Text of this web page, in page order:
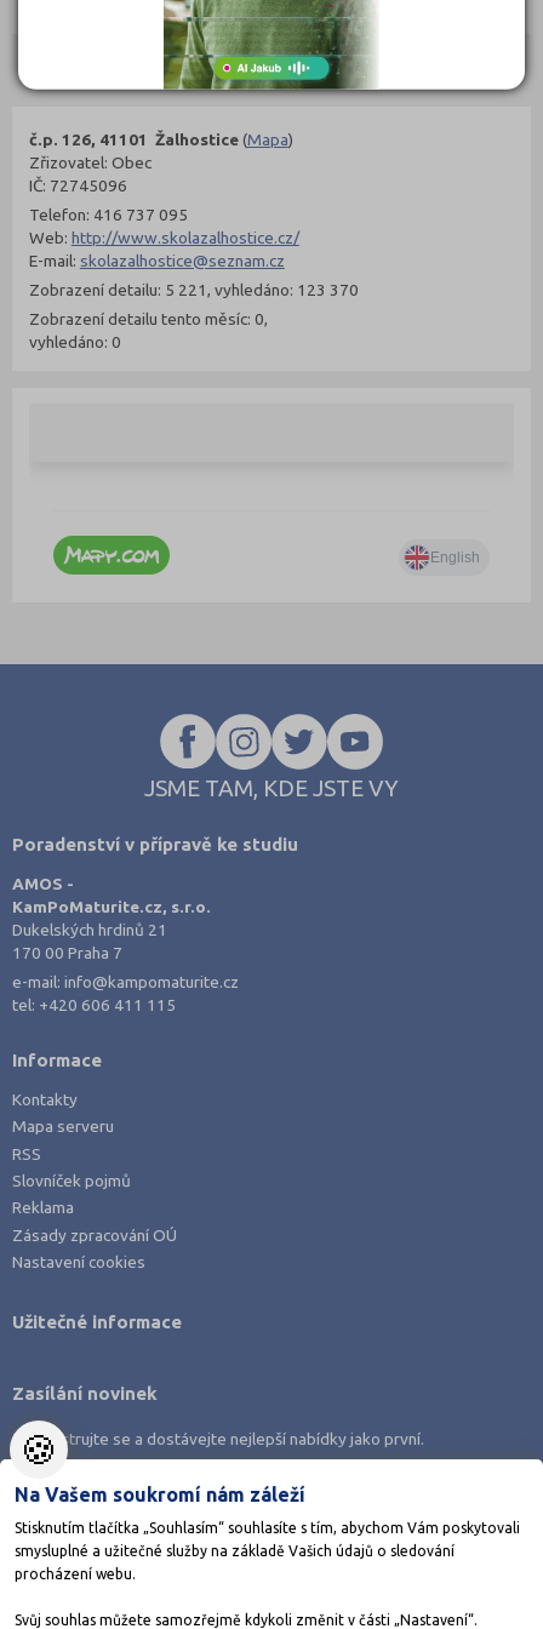
Objednat
č.p. 126, 41101 Žalhostice(Mapa)
Zřizovatel: Obec
IČ: 72745096
Telefon: 416 737 095
Web: http://www.skolazalhostice.cz/
E-mail: skolazalhostice@seznam.cz
Zobrazení detailu: 5 221, vyhledáno: 123 370
Zobrazení detailu tento měsíc: 0,
vyhledáno: 0
JSME TAM, KDE JSTE VY
Poradenství v přípravě ke studiu
AMOS -
KamPoMaturite.cz, s.r.o.
Dukelských hrdinů 21
170 00 Praha 7
e-mail:info@kampomaturite.cz
tel: +420 606 411 115
Informace
Kontakty
Mapa serveru
RSS
Slovníček pojmů
Reklama
Zásady zpracování OÚ
Nastavení cookies
Stáhněte si aplikaci Adresář škol
Užitečné informace
Zasílání novinek
Zaregistrujte se a dostávejte nejlepší nabídky jako první.
🍪
Na Vašem soukromí nám záleží
Stisknutím tlačítka „Souhlasím“ souhlasíte s tím, abychom Vám poskytovali
smysluplné a užitečné služby na základě Vašich údajů o sledování
procházení webu.
Svůj souhlas můžete samozřejmě kdykoli změnit v části „Nastavení“.